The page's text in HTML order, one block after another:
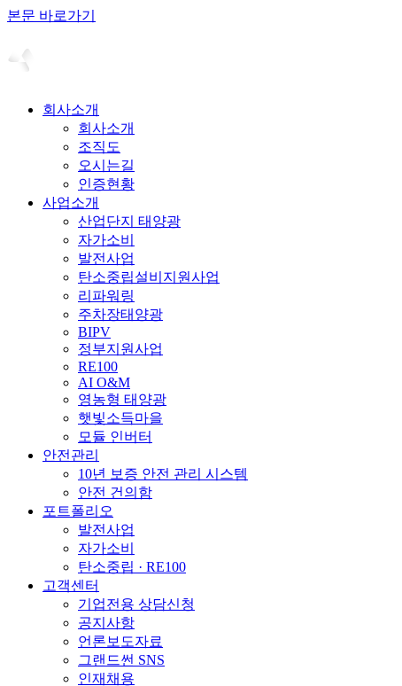
본문 바로가기
회사소개
회사소개
조직도
오시는길
인증현황
사업소개
산업단지 태양광
자가소비
발전사업
탄소중립설비지원사업
리파워링
주차장태양광
BIPV
정부지원사업
RE100
AI O&M
영농형 태양광
햇빛소득마을
모듈 인버터
안전관리
10년 보증 안전 관리 시스템
안전 건의함
포트폴리오
발전사업
자가소비
탄소중립 · RE100
고객센터
기업전용 상담신청
공지사항
언론보도자료
그랜드썬 SNS
인재채용